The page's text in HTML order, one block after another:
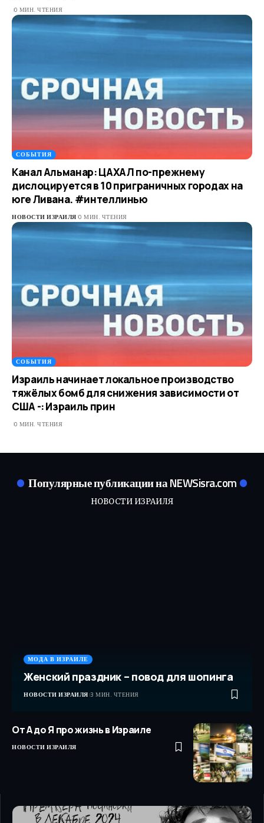
0 МИН. ЧТЕНИЯ
СОБЫТИЯ
Канал Альманар: ЦАХАЛ по-прежнему
дислоцируется в 10 приграничных городах на
юге Ливана. #интеллинью
НОВОСТИ ИЗРАИЛЯ 0 МИН. ЧТЕНИЯ
СОБЫТИЯ
Израиль начинает локальное производство
тяжёлых бомб для снижения зависимости от
США -: Израиль прин
0 МИН. ЧТЕНИЯ
Популярные публикации на NEWSisra.com
НОВОСТИ ИЗРАИЛЯ
МОДА В ИЗРАИЛЕ
Женский праздник – повод для шопинга
НОВОСТИ ИЗРАИЛЯ 3 МИН. ЧТЕНИЯ
От А до Я про жизнь в Израиле
НОВОСТИ ИЗРАИЛЯ